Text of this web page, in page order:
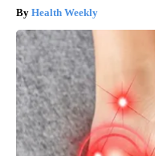
Health Weekly